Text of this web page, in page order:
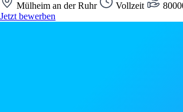
Mülheim an der Ruhr Vollzeit
Jetzt bewerben